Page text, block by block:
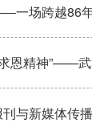
一场跨越86
恩精神”——
与新媒体传